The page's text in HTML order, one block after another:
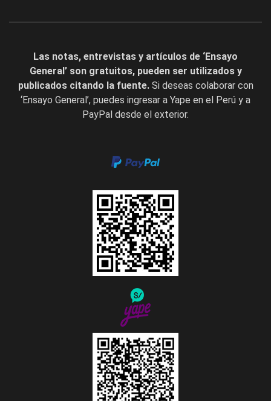
Las notas, entrevistas y artículos de ‘Ensayo
General’ son gratuitos, pueden ser utilizados y
publicados citando la fuente. Si deseas colaborar con
‘Ensayo General’, puedes ingresar a Yape en el Perú y a
PayPal desde el exterior.